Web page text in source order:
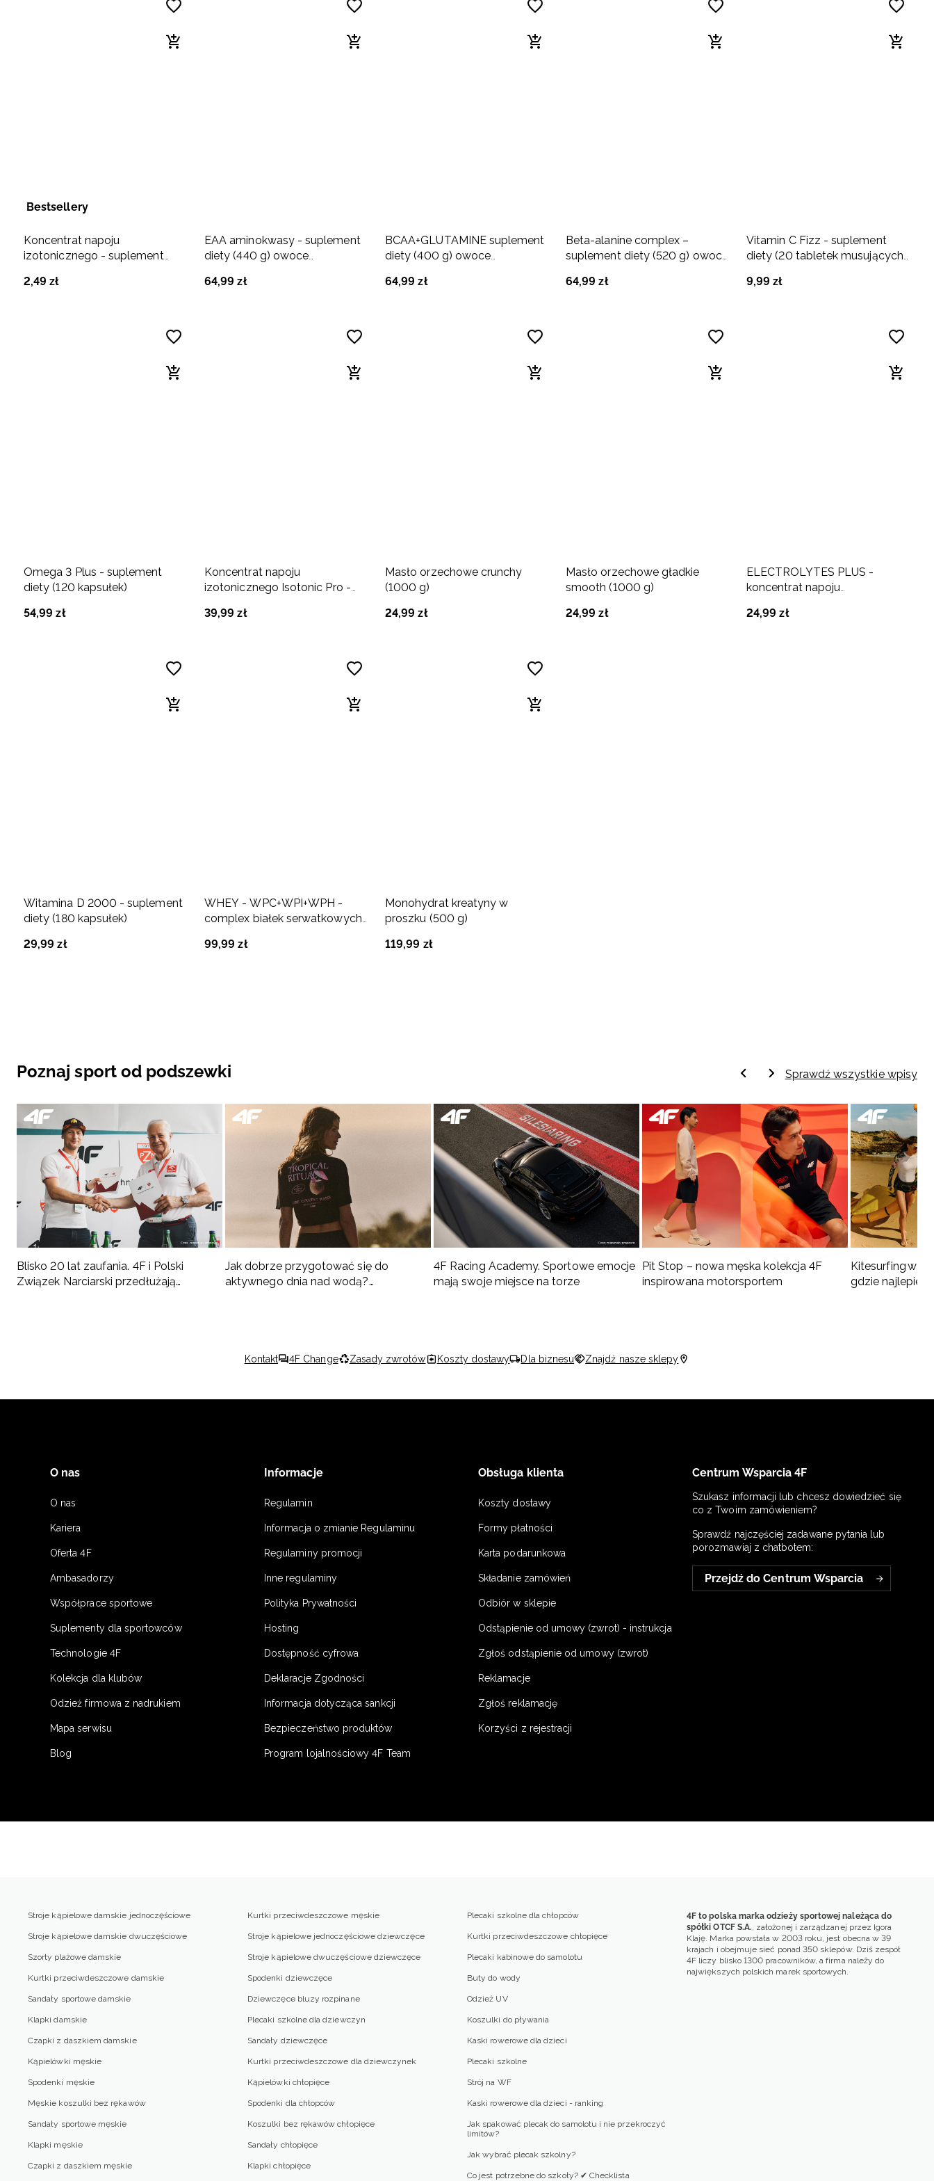
Bestsellery
Koncentrat napoju
izotonicznego - suplement
2,49 zł
EAA aminokwasy - suplement
diety (440 g) owoce
64,99 zł
BCAA+GLUTAMINE suplement
diety (400 g) owoce
64,99 zł
Beta-alanine complex –
suplement diety (520 g) owoce
64,99 zł
Vitamin C Fizz - suplement
diety (20 tabletek musujących)
9,99 zł
Omega 3 Plus - suplement
diety (120 kapsułek)
54,99 zł
Koncentrat napoju
izotonicznego Isotonic Pro -
tropikalne
39,99 zł
Masło orzechowe crunchy
(1000 g)
24,99 zł
Masło orzechowe gładkie
smooth (1000 g)
24,99 zł
ELECTROLYTES PLUS -
koncentrat napoju
(10x14g) woda kokosowa
24,99 zł
Witamina D 2000 - suplement
diety (180 kapsułek)
29,99 zł
WHEY - WPC+WPI+WPH -
complex białek serwatkowych
99,99 zł
Monohydrat kreatyny w
proszku (500 g)
119,99 zł
Poznaj sport od podszewki Sprawdź wszystkie wpisy
Blisko 20 lat zaufania. 4F i Polski
Związek Narciarski przedłużają
Jak dobrze przygotować się do
aktywnego dnia nad wodą?
4F Racing Academy. Sportowe emocje
mają swoje miejsce na torze
Pit Stop – nowa męska kolekcja 4F
inspirowana motorsportem
Kitesurfing w
gdzie najlepiej
Kontakt 4F Change Zasady zwrotów Koszty dostawy Dla biznesu Znajdź nasze sklepy
O nas
O nas
Kariera
Oferta 4F
Ambasadorzy
Współprace sportowe
Suplementy dla sportowców
Technologie 4F
Kolekcja dla klubów
Odzież firmowa z nadrukiem
Mapa serwisu
Blog
Informacje
Regulamin
Informacja o zmianie Regulaminu
Regulaminy promocji
Inne regulaminy
Polityka Prywatności
Hosting
Dostępność cyfrowa
Deklaracje Zgodności
Informacja dotycząca sankcji
Bezpieczeństwo produktów
Program lojalnościowy 4F Team
Obsługa klienta
Koszty dostawy
Formy płatności
Karta podarunkowa
Składanie zamówień
Odbiór w sklepie
Odstąpienie od umowy (zwrot) - instrukcja
Zgłoś odstąpienie od umowy (zwrot)
Reklamacje
Zgłoś reklamację
Korzyści z rejestracji
Centrum Wsparcia 4F
Szukasz informacji lub chcesz dowiedzieć się
co z Twoim zamówieniem?
Sprawdź najczęściej zadawane pytania lub
porozmawiaj z chatbotem:
Przejdź do Centrum Wsparcia
Stroje kąpielowe damskie jednoczęściowe
Stroje kąpielowe damskie dwuczęściowe
Szorty plażowe damskie
Kurtki przeciwdeszczowe damskie
Sandały sportowe damskie
Klapki damskie
Czapki z daszkiem damskie
Kąpielówki męskie
Spodenki męskie
Męskie koszulki bez rękawów
Sandały sportowe męskie
Klapki męskie
Czapki z daszkiem męskie
Kurtki przeciwdeszczowe męskie
Stroje kąpielowe jednoczęściowe dziewczęce
Stroje kąpielowe dwuczęściowe dziewczęce
Spodenki dziewczęce
Dziewczęce bluzy rozpinane
Plecaki szkolne dla dziewczyn
Sandały dziewczęce
Kurtki przeciwdeszczowe dla dziewczynek
Kąpielówki chłopięce
Spodenki dla chłopców
Koszulki bez rękawów chłopięce
Sandały chłopięce
Klapki chłopięce
Plecaki szkolne dla chłopców
Kurtki przeciwdeszczowe chłopięce
Plecaki kabinowe do samolotu
Buty do wody
Odzież UV
Koszulki do pływania
Kaski rowerowe dla dzieci
Plecaki szkolne
Strój na WF
Kaski rowerowe dla dzieci - ranking
Jak spakować plecak do samolotu i nie przekroczyć
limitów?
Jak wybrać plecak szkolny?
Co jest potrzebne do szkoły? ✔ Checklista
4F to polska marka odzieży sportowej należąca do
spółki OTCF S.A., założonej i zarządzanej przez Igora
Klaję. Marka powstała w 2003 roku, jest obecna w 39
krajach i obejmuje sieć ponad 350 sklepów. Dziś zespół
4F liczy blisko 1300 pracowników, a firma należy do
największych polskich marek sportowych.